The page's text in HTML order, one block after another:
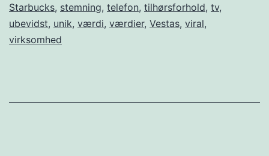
Starbucks, stemning, telefon, tilhørsforhold, tv,
ubevidst, unik, værdi, værdier, Vestas, viral,
virksomhed